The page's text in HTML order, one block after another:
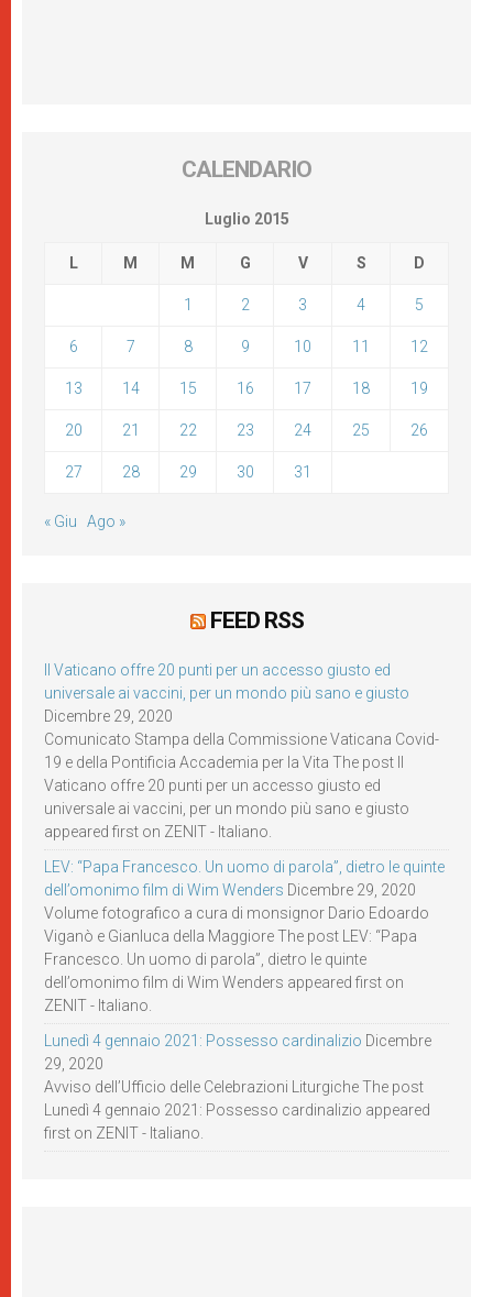
CALENDARIO
Luglio 2015
L M M G V S D
1 2 3 4 5
6 7 8 9 10 11 12
13 14 15 16 17 18 19
20 21 22 23 24 25 26
27 28 29 30 31
« Giu Ago »
FEED RSS
Il Vaticano offre 20 punti per un accesso giusto ed
universale ai vaccini, per un mondo più sano e giusto
Dicembre 29, 2020
Comunicato Stampa della Commissione Vaticana Covid-
19 e della Pontificia Accademia per la Vita The post Il
Vaticano offre 20 punti per un accesso giusto ed
universale ai vaccini, per un mondo più sano e giusto
appeared first on ZENIT - Italiano.
LEV: “Papa Francesco. Un uomo di parola”, dietro le quinte
dell’omonimo film di Wim Wenders Dicembre 29, 2020
Volume fotografico a cura di monsignor Dario Edoardo
Viganò e Gianluca della Maggiore The post LEV: “Papa
Francesco. Un uomo di parola”, dietro le quinte
dell’omonimo film di Wim Wenders appeared first on
ZENIT - Italiano.
Lunedì 4 gennaio 2021: Possesso cardinalizio Dicembre
29, 2020
Avviso dell’Ufficio delle Celebrazioni Liturgiche The post
Lunedì 4 gennaio 2021: Possesso cardinalizio appeared
first on ZENIT - Italiano.